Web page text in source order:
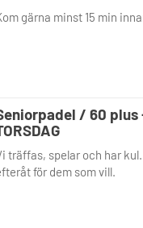
gärna minst 15 min
/ 60 plus
träffas, spelar och har
för dem som vill.